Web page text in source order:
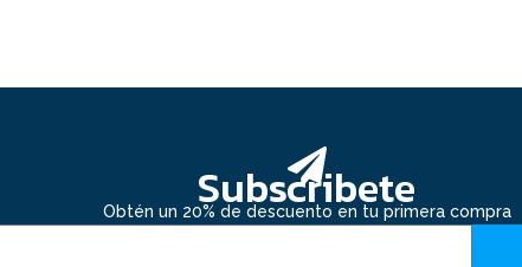
Subscribete
Obtén un 20% de descuento en tu primera compra